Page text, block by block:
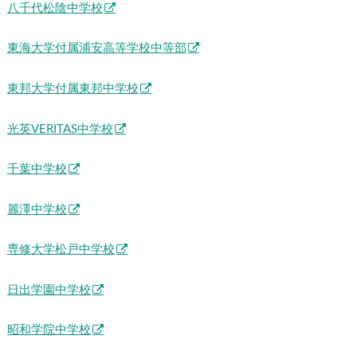
八千代松陰中学校
東海大学付属浦安高等学校中等部
東邦大学付属東邦中学校
光英VERITAS中学校
千葉中学校
麗澤中学校
専修大学松戸中学校
日出学園中学校
昭和学院中学校